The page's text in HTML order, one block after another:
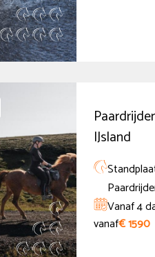
IJsland
Vanaf 4
vanaf€ 1590